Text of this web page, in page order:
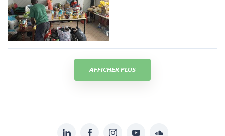
AFFICHER PLUS
LinkedInFacebookInstagramYouTubeSoundcloud